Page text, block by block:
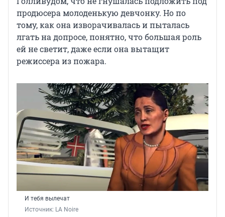
продюсера молоденькую девчонку. Но по
тому, как она изворачивалась и пыталась
лгать на допросе, понятно, что большая роль
ей не светит, даже если она вытащит
режиссера из пожара.
И тебя вылечат
Источник: LA Noire